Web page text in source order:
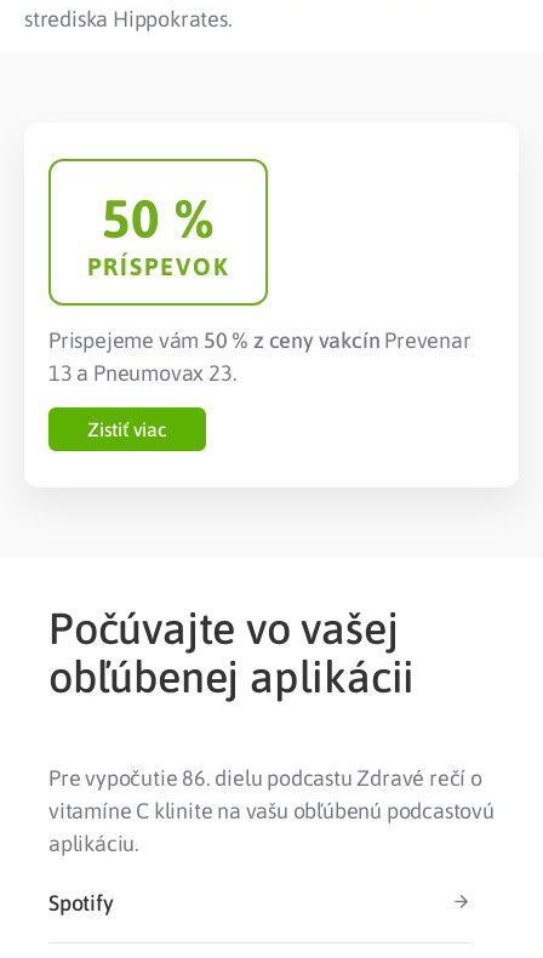
strediska Hippokrates.
PRÍSPEVOK
50 %
Prispejeme vám 50 % z ceny vakcín Prevenar
13 a Pneumovax 23.
Zistiť viac
Počúvajte vo vašej
obľúbenej aplikácii
Pre vypočutie 86. dielu podcastu Zdravé rečí o
vitamíne C klinite na vašu obľúbenú podcastovú
aplikáciu.
Spotify